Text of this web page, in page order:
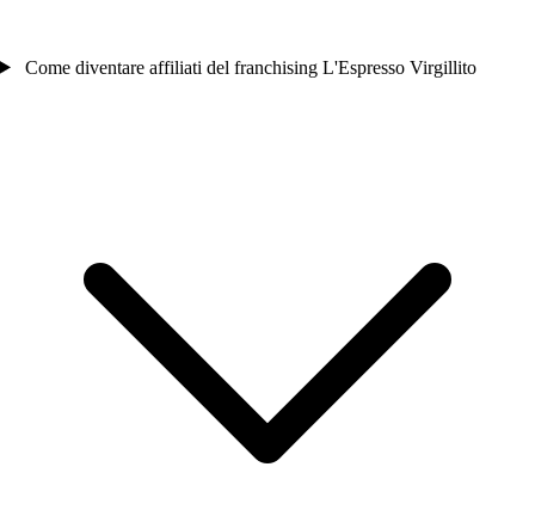
Come diventare affiliati del franchising L'Espresso Virgillito